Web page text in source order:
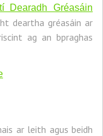
Dearadh Gréasáin
deartha gréasáin ar
ag an bpraghas
ar leith agus beidh